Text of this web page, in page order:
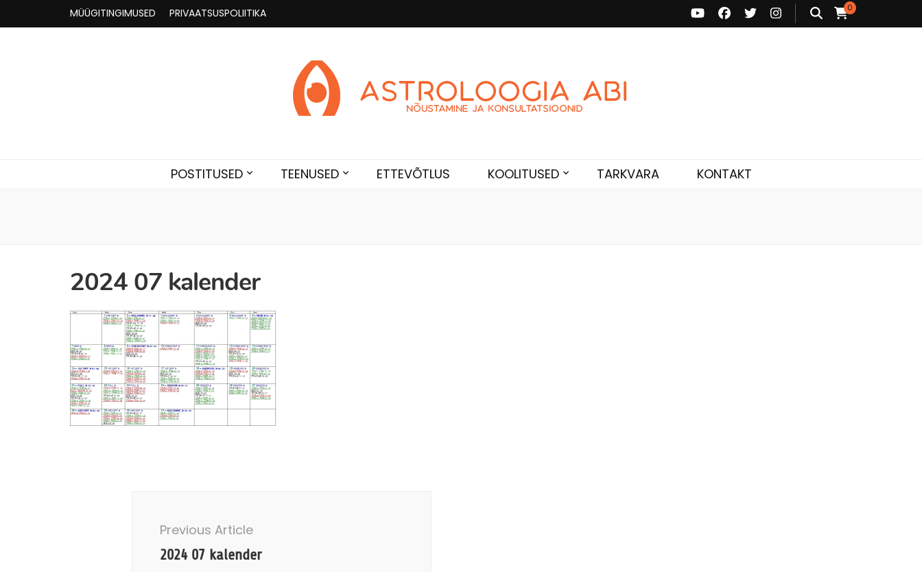
MÜÜGITINGIMUSED PRIVAATSUSPOLIITIKA 0
POSTITUSED TEENUSED ETTEVÕTLUS KOOLITUSED TARKVARA KONTAKT
2024 07 kalender
Navigation
Previous Article
2024 07 kalender